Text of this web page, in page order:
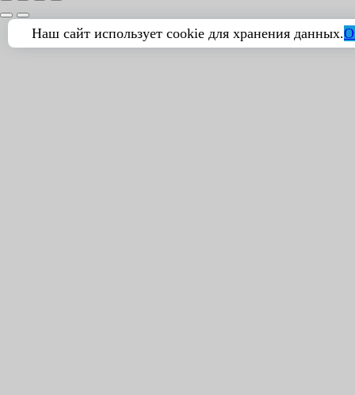
Наш сайт использует cookie для хранения данных.